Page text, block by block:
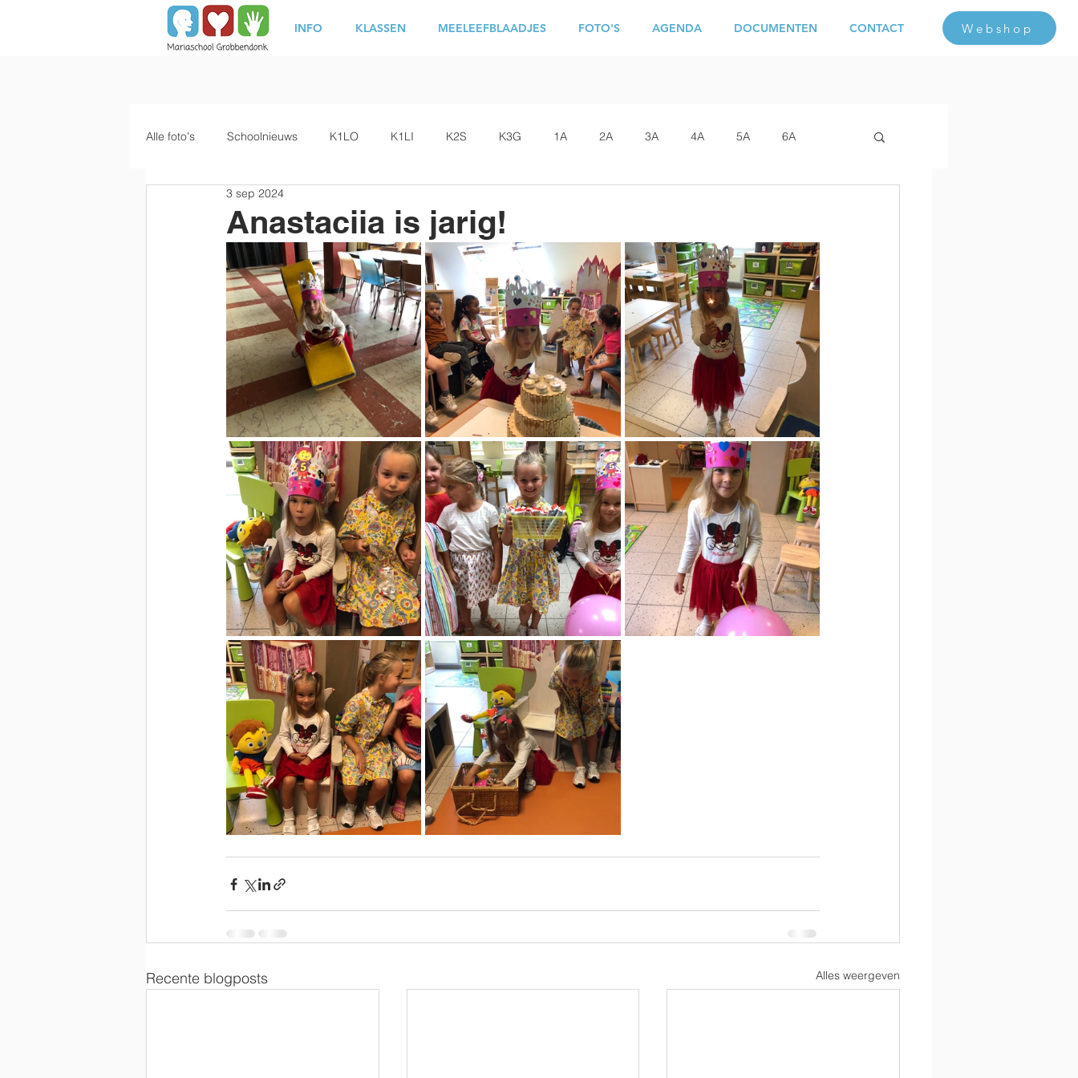
INFO KLASSEN MEELEEFBLAADJES FOTO'S AGENDA DOCUMENTEN CONTACT Webshop
Alle foto's Schoolnieuws K1LO K1LI K2S K3G 1A 2A 3A 4A 5A 6A
Anastaciia is jarig!
3 sep 2024
Recente blogposts Alles weergeven